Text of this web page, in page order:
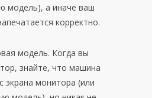
модель), а иначе ваш
корректно.
модель. Когда вы
знайте, что машина
с экрана монитора (или